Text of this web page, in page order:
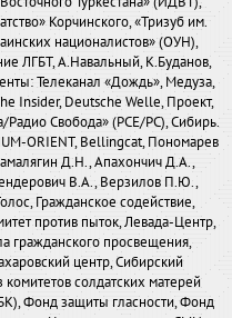
Корчинского, «Тризуб им.
националистов» (ОУН),
ЛГБТ, А.Навальный, К.Буданов,
Телеканал «Дождь», Медуза,
Insider, Deutsche Welle, Проект,
Свобода» (PCE/PC), Сибирь.
ORIENT, Bellingcat, Пономарев
Д.Н., Апахончич Д.А.,
В.А., Верзилов П.Ю.,
Гражданское содействие,
против пыток, Левада-Центр,
гражданского просвещения,
центр, Сибирский
солдатских матерей
Фонд защиты гласности, Фонд